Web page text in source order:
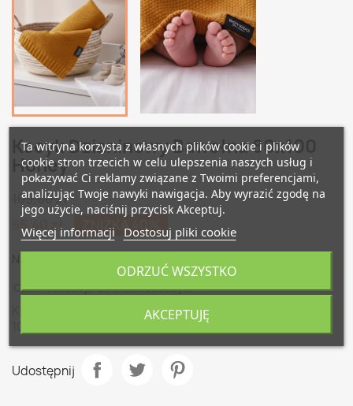
Kocyk Dzianinowy Bawełna 80x100
Honey
109,00 zł
65,40 zł
ZNIŻKA 40%
Najniższa cena w ciągu 30 dni:
Czas realizacji: do 5 dni roboczych
Kocyk całoroczny dzianinowy wykonany z bawełny
100%. Idealny na pierwszy kocyk dla dziecka.
Udostępnij
Ta witryna korzysta z własnych plików cookie i plików
cookie stron trzecich w celu ulepszenia naszych usług i
pokazywać Ci reklamy związane z Twoimi preferencjami,
analizując Twoje nawyki nawigacja. Aby wyrazić zgodę na
jego użycie, naciśnij przycisk Akceptuj.
Więcej informacji Dostosuj pliki cookie
ODRZUĆ WSZYSTKO
AKCEPTUJĘ